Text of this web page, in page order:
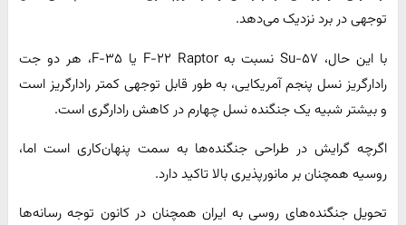
توجهی در برد نزدیک می‌دهد.
با این حال، Su-۵۷ نسبت به F-۲۲ Raptor یا F-۳۵، هر دو جت
رادارگریز نسل پنجم آمریکایی، به طور قابل توجهی کمتر رادارگریز است
و بیشتر شبیه یک جنگنده نسل چهارم در کاهش رادارگری است.
اگرچه گرایش در طراحی جنگنده‌ها به سمت پنهان‌کاری است اما،
روسیه همچنان بر مانورپذیری بالا تاکید دارد.
تحویل جنگنده‌های روسی به ایران همچنان در کانون توجه رسانه‌ها